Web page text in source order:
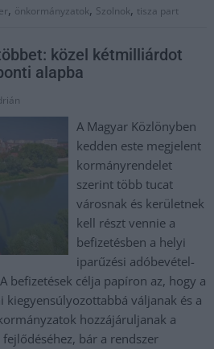
, önkormányzatok, Szolnok, tisza part
közel kétmilliárdot
alapba
A Magyar Közlönyben
kedden este megjelent
kormányrendelet
szerint több tucat
városnak és kerületnek
kell részt vennie a
befizetésben a helyi
iparűzési adóbevétel-
befizetések célja papíron az, hogy a
kiegyensúlyozottabbá váljanak és a
hozzájáruljanak a
bár a rendszer